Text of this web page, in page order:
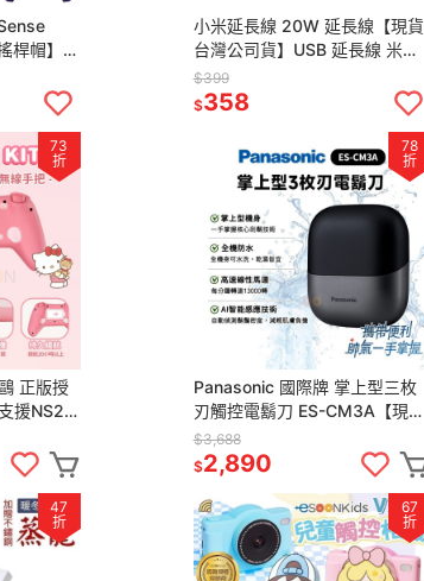
桿帽】
小米延長線 20W 延長線【現貨
台灣公司貨】USB 延長線 米家
插座 多孔延長線 自動斷電 豆腐
頭 快充頭
$399
$358
73
折
正版授
援NS2
線手把
78
折
Panasonic 國際牌 掌上型三枚
刃觸控電鬍刀 ES-CM3A【現
貨】小精靈 三刀頭 全機防水 刮
鬍刀 電鬍刀
$3,688
$2,890
47
折
67
折